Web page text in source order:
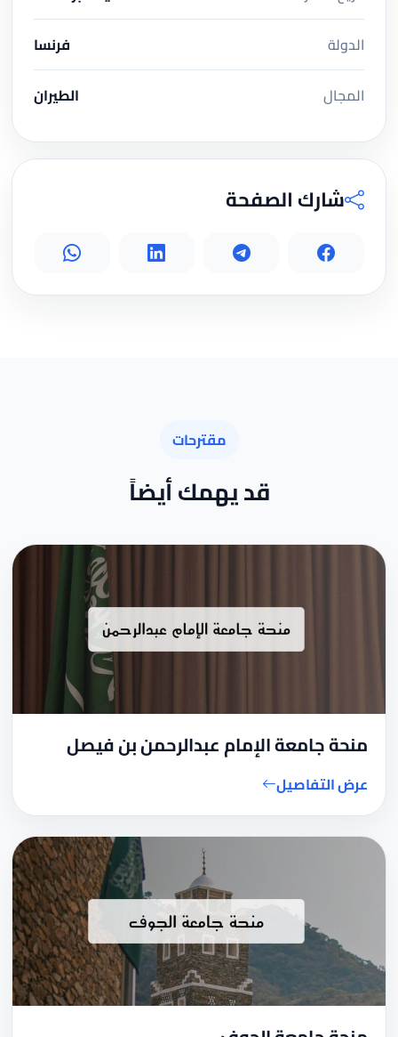
الدولة
فرنسا
المجال
الطيران
شارك الصفحة
مقترحات
قد يهمك أيضاً
منحة جامعة الإمام عبدالرحمن بن فيصل
عرض التفاصيل